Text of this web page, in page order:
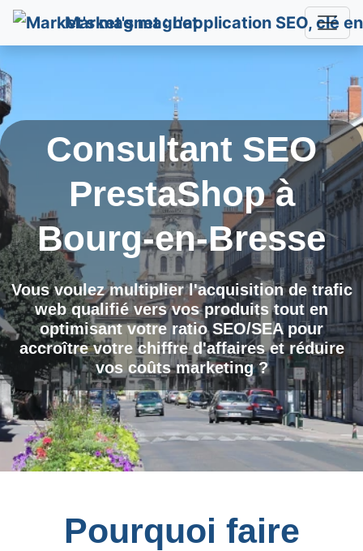
Market's magnet
Consultant SEO
PrestaShop à
Bourg-en-Bresse
Vous voulez multiplier l'acquisition de trafic
web qualifié vers vos produits tout en
optimisant votre ratio SEO/SEA pour
accroître votre chiffre d'affaires et réduire
vos coûts marketing ?
Pourquoi faire